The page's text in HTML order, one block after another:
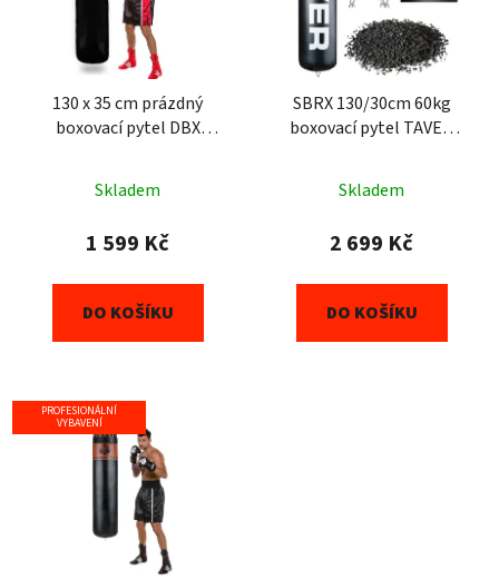
130 x 35 cm prázdný
boxovací pytel DBX
Skladem
1 599 Kč
DO KOŠÍKU
SBRX 130/30cm 60kg
boxovací pytel TAVER
Skladem
2 699 Kč
DO KOŠÍKU
PROFESIONÁLNÍ
VYBAVENÍ